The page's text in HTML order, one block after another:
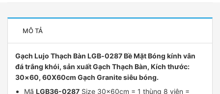
MÔ TẢ
Gạch Lujo Thạch Bàn LGB-0287 Bề Mặt Bóng kính vân
đá trắng khói, sản xuất Gạch Thạch Bàn, Kích thước:
30×60, 60X60cm Gạch Granite siêu bóng.
MãLGB36-0287 Size 30x60cm = 1 thùng 8 viên =